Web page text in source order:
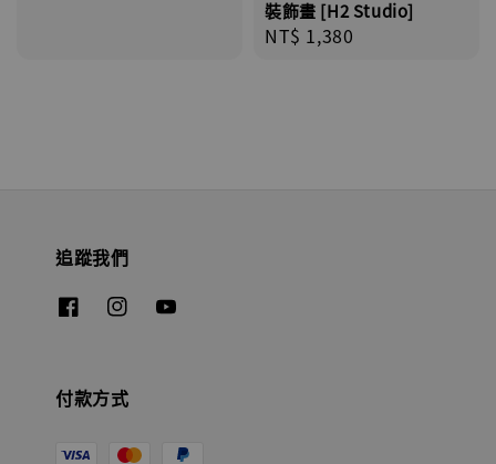
裝飾畫 [H2 Studio]
Regular
NT$ 1,380
追蹤我們
付款方式